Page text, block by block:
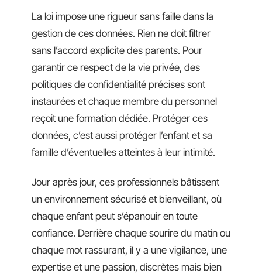
La loi impose une rigueur sans faille dans la
gestion de ces données. Rien ne doit filtrer
sans l’accord explicite des parents. Pour
garantir ce respect de la vie privée, des
politiques de confidentialité précises sont
instaurées et chaque membre du personnel
reçoit une formation dédiée. Protéger ces
données, c’est aussi protéger l’enfant et sa
famille d’éventuelles atteintes à leur intimité.
Jour après jour, ces professionnels bâtissent
un environnement sécurisé et bienveillant, où
chaque enfant peut s’épanouir en toute
confiance. Derrière chaque sourire du matin ou
chaque mot rassurant, il y a une vigilance, une
expertise et une passion, discrètes mais bien